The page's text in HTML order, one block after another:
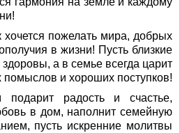
хочется пожелать мира, добрых
в жизни! Пусть близкие
а в семье всегда царит
и хороших поступков!
подарит радость и счастье,
в дом, наполнит семейную
пусть искренние молитвы